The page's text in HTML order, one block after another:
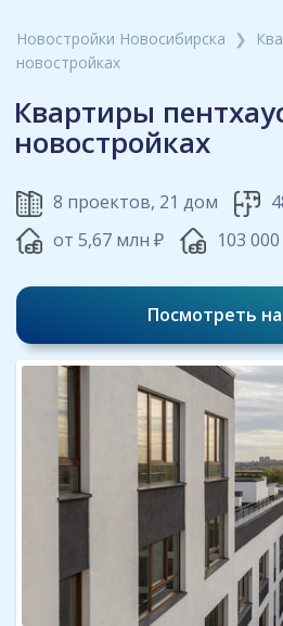
Новостройки Новосибирска ❯
новостройках
Квартиры
новостройках
8 проектов, 21 дом
от 5,67 млн ₽
103
Посмотреть